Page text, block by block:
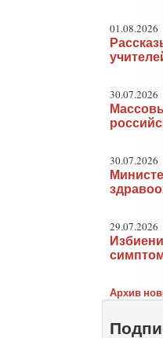
01.08.2026
30.07.2026
30.07.2026
29.07.2026
Архив